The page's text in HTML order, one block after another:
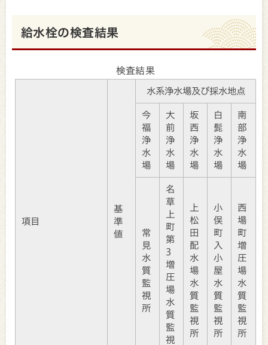
給水栓の検査結果
検査結果
項目
基
準
値
水系浄水場及び採水地点
今
福
浄
水
場
大
前
浄
水
場
坂
西
浄
水
場
白
髭
浄
水
場
南
部
浄
水
場
常
見
水
質
監
視
所
名
草
上
町
第
3
増
圧
場
水
質
監
視
上
松
田
配
水
場
水
質
監
視
所
小
俣
町
入
小
屋
水
質
監
視
所
西
場
町
増
圧
場
水
質
監
視
所